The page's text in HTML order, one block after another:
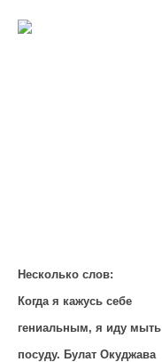
Несколько слов:
Когда я кажусь себе
гениальным, я иду мыть
посуду. Булат Окуджава